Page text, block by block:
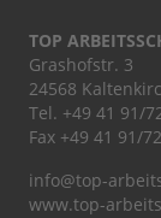
TOP
Grashofstr. 3
24568
Tel. +49 41 91/
Fax +49 41 91/
info@top-
www.top-